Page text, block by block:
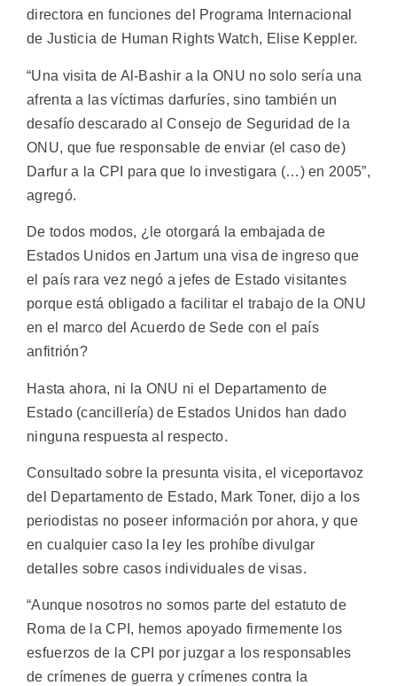
directora en funciones del Programa Internacional
de Justicia de Human Rights Watch, Elise Keppler.
“Una visita de Al-Bashir a la ONU no solo sería una
afrenta a las víctimas darfuríes, sino también un
desafío descarado al Consejo de Seguridad de la
ONU, que fue responsable de enviar (el caso de)
Darfur a la CPI para que lo investigara (…) en 2005”,
agregó.
De todos modos, ¿le otorgará la embajada de
Estados Unidos en Jartum una visa de ingreso que
el país rara vez negó a jefes de Estado visitantes
porque está obligado a facilitar el trabajo de la ONU
en el marco del Acuerdo de Sede con el país
anfitrión?
Hasta ahora, ni la ONU ni el Departamento de
Estado (cancillería) de Estados Unidos han dado
ninguna respuesta al respecto.
Consultado sobre la presunta visita, el viceportavoz
del Departamento de Estado, Mark Toner, dijo a los
periodistas no poseer información por ahora, y que
en cualquier caso la ley les prohíbe divulgar
detalles sobre casos individuales de visas.
“Aunque nosotros no somos parte del estatuto de
Roma de la CPI, hemos apoyado firmemente los
esfuerzos de la CPI por juzgar a los responsables
de crímenes de guerra y crímenes contra la